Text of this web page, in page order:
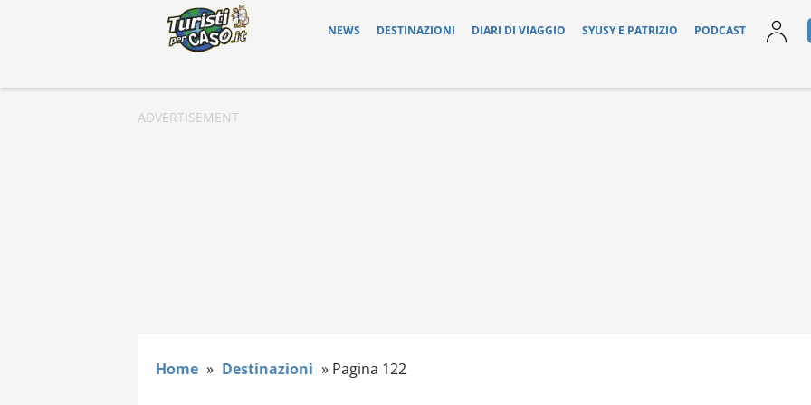
NEWS DESTINAZIONI DIARI DI VIAGGIO SYUSY E PATRIZIO PODCAST
Home » Destinazioni » Pagina 122